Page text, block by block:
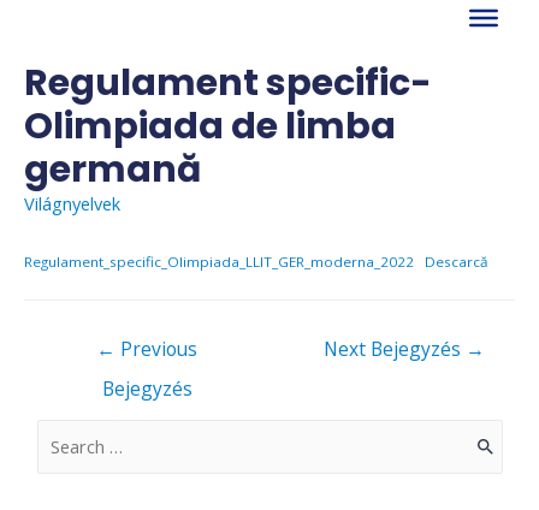
contentRegulament specific-
Olimpiada de limba
germană
Világnyelvek
Regulament_specific_Olimpiada_LLIT_GER_moderna_2022 Descarcă
← Previous
Bejegyzés
Next Bejegyzés →
S